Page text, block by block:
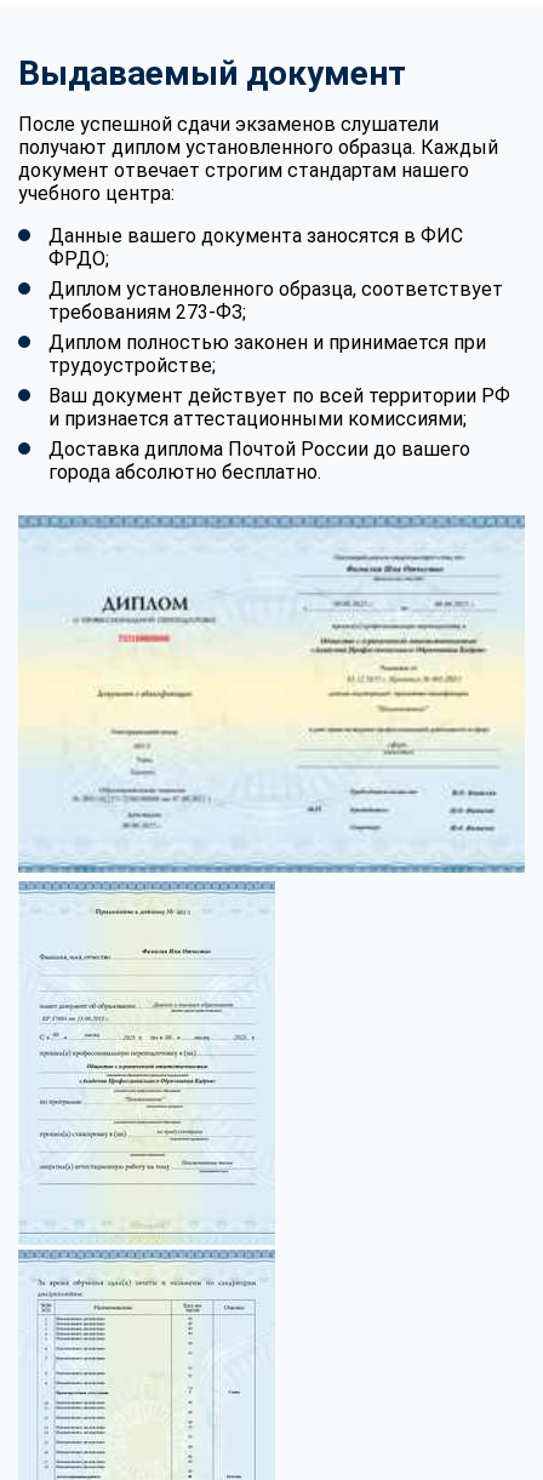
Выдаваемый документ
После успешной сдачи экзаменов слушатели
получают диплом установленного образца. Каждый
документ отвечает строгим стандартам нашего
учебного центра:
Данные вашего документа заносятся в ФИС
ФРДО;
Диплом установленного образца, соответствует
требованиям 273-ФЗ;
Диплом полностью законен и принимается при
трудоустройстве;
Ваш документ действует по всей территории РФ
и признается аттестационными комиссиями;
Доставка диплома Почтой России до вашего
города абсолютно бесплатно.